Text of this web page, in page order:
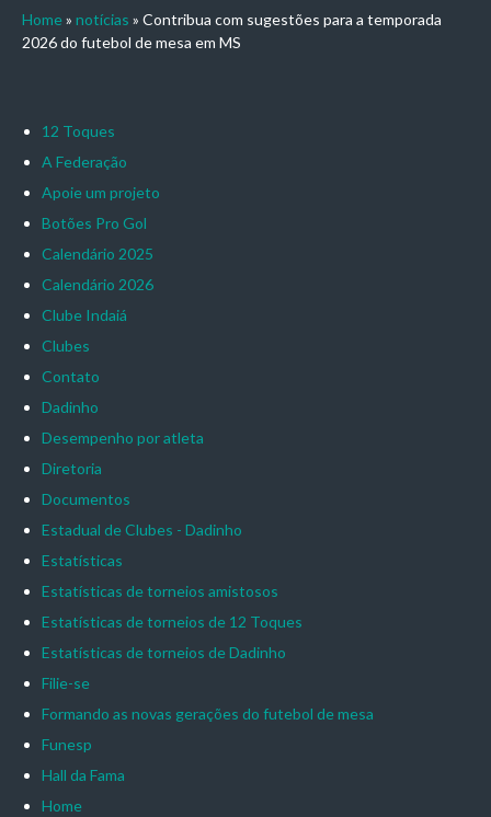
Home » notícias » Contribua com sugestões para a temporada
2026 do futebol de mesa em MS
12 Toques
A Federação
Apoie um projeto
Botões Pro Gol
Calendário 2025
Calendário 2026
Clube Indaiá
Clubes
Contato
Dadinho
Desempenho por atleta
Diretoria
Documentos
Estadual de Clubes - Dadinho
Estatísticas
Estatísticas de torneios amistosos
Estatísticas de torneios de 12 Toques
Estatísticas de torneios de Dadinho
Filie-se
Formando as novas gerações do futebol de mesa
Funesp
Hall da Fama
Home